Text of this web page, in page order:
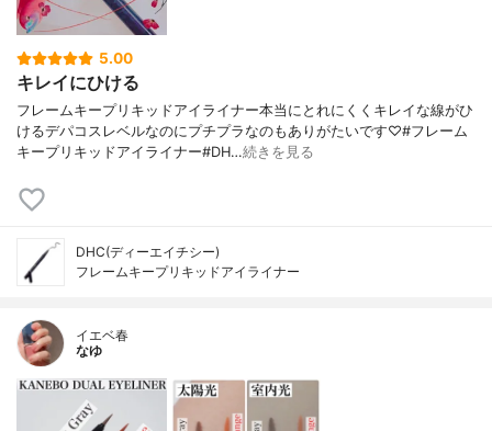
5.00
キレイにひける
フレームキープリキッドアイライナー本当にとれにくくキレイな線がひ
けるデパコスレベルなのにプチプラなのもありがたいです♡#フレーム
キープリキッドアイライナー#DH…続きを見る
DHC(ディーエイチシー)
フレームキープリキッドアイライナー
イエベ春
なゆ